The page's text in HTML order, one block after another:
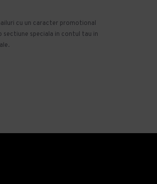
cu un caracter promotional
speciala in contul tau in